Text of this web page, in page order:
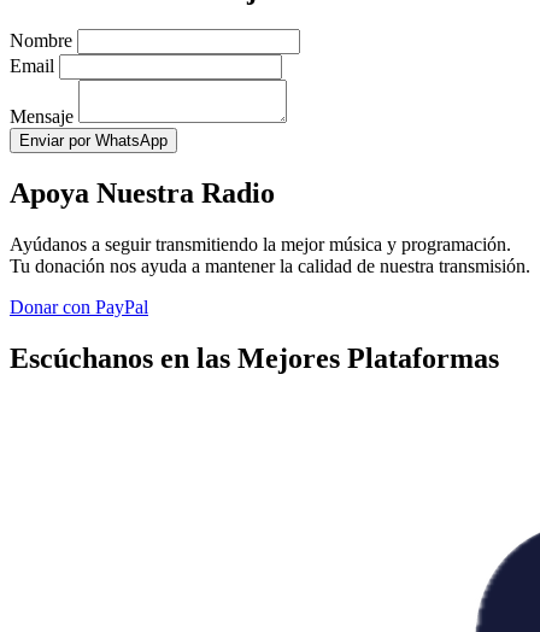
Nombre
Email
Mensaje
Enviar por WhatsApp
Apoya Nuestra Radio
Ayúdanos a seguir transmitiendo la mejor música y programación.
Tu donación nos ayuda a mantener la calidad de nuestra transmisión.
Donar con PayPal
Escúchanos en las Mejores Plataformas